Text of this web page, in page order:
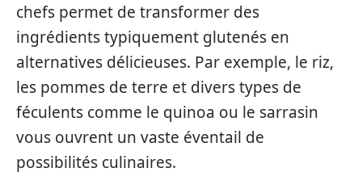
chefs permet de transformer des
ingrédients typiquement glutenés en
alternatives délicieuses. Par exemple, le riz,
les pommes de terre et divers types de
féculents comme le quinoa ou le sarrasin
vous ouvrent un vaste éventail de
possibilités culinaires.